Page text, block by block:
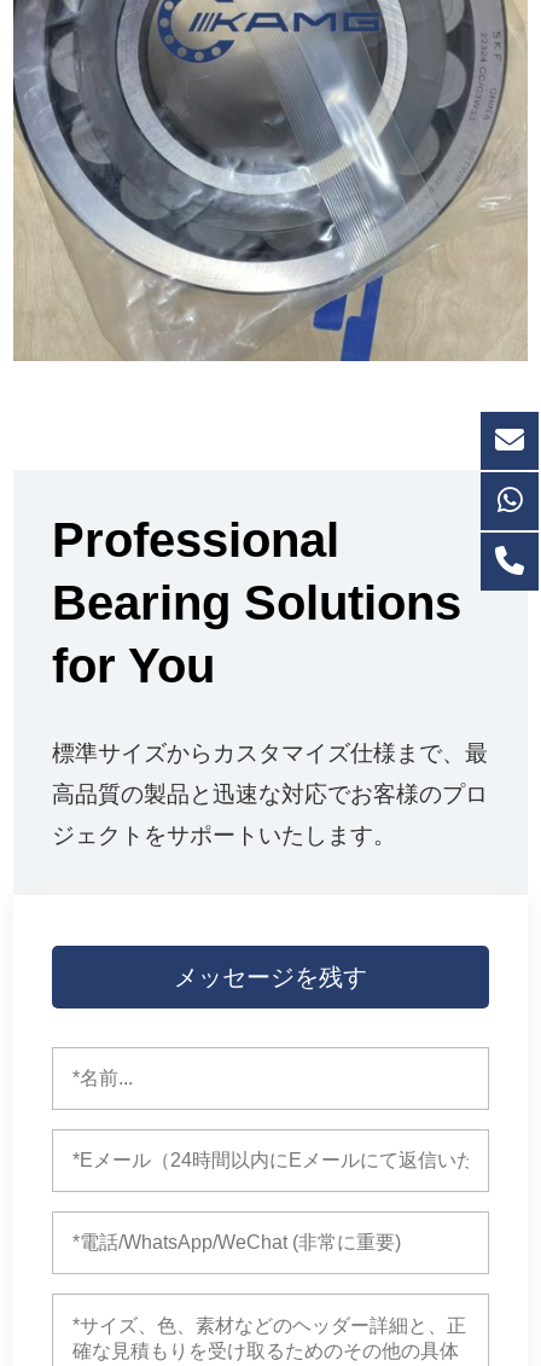
Professional
Bearing Solutions
for You
標準サイズからカスタマイズ仕様まで、最
高品質の製品と迅速な対応でお客様のプロ
ジェクトをサポートいたします。
メッセージを残す